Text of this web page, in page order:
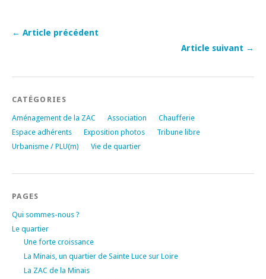
← Article précédent
Article suivant →
CATÉGORIES
Aménagement de la ZAC Association
Chaufferie
Espace adhérents
Exposition photos
Tribune libre
Urbanisme / PLU(m)
Vie de quartier
PAGES
Qui sommes-nous ?
Le quartier
Une forte croissance
La Minais, un quartier de Sainte Luce sur Loire
La ZAC de la Minais